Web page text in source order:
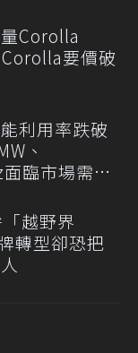
Corolla
Corolla要價破
利用率跌破
、
臨市場需求
越野界
轉型卻恐把